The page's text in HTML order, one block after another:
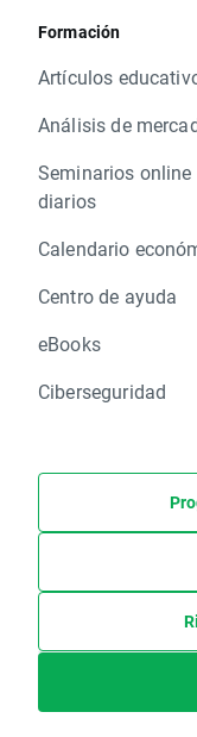
Formación
Artículos
Análisis de
Seminarios online
diarios
Calendario
Centro de ayuda
eBooks
Ciberseguridad